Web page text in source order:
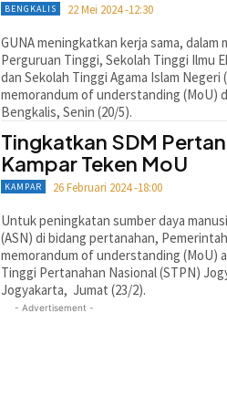
BENGKALIS 22 Mei 2024 -12:30
GUNA meningkatkan kerja sama, dalam
Perguruan Tinggi, Sekolah Tinggi Ilmu
dan Sekolah Tinggi Agama Islam
memorandum of understanding (MoU)
Bengkalis, Senin (20/5).
Tingkatkan SDM
Kampar Teken MoU
KAMPAR 26 Februari 2024 -18:00
Untuk peningkatan sumber daya
(ASN) di bidang pertanahan,
memorandum of understanding (MoU)
Tinggi Pertanahan Nasional (STPN)
Jogyakarta, Jumat (23/2).
- Advertisement -